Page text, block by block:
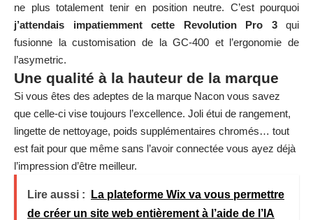
ne plus totalement tenir en position neutre. C’est pourquoi
j’attendais impatiemment cette Revolution Pro 3qui
fusionne la customisation de la GC-400 et l’ergonomie de
l’asymetric.
Une qualité à la hauteur de la marque
Si vous êtes des adeptes de la marque Nacon vous savez
que celle-ci vise toujours l’excellence. Joli étui de rangement,
lingette de nettoyage, poids supplémentaires chromés… tout
est fait pour que même sans l’avoir connectée vous ayez déjà
l’impression d’être meilleur.
Lire aussi :
La plateforme Wix va vous permettre
de créer un site web entièrement à l’aide de l’IA